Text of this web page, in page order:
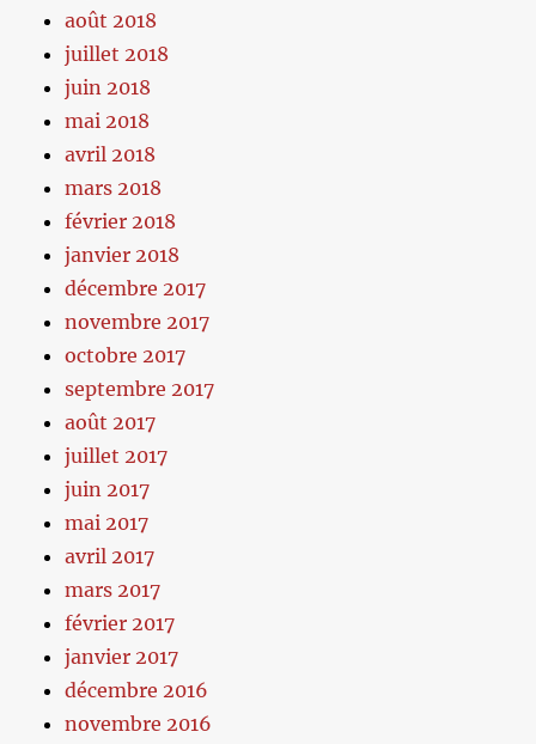
août 2018
juillet 2018
juin 2018
mai 2018
avril 2018
mars 2018
février 2018
janvier 2018
décembre 2017
novembre 2017
octobre 2017
septembre 2017
août 2017
juillet 2017
juin 2017
mai 2017
avril 2017
mars 2017
février 2017
janvier 2017
décembre 2016
novembre 2016